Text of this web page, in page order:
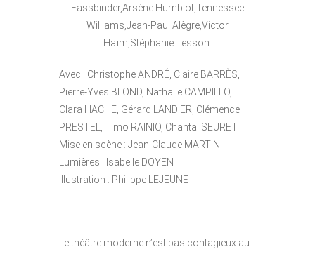
Fassbinder,Arsène Humblot,Tennessee
Williams,Jean-Paul Alègre,Victor
Haïm,Stéphanie Tesson.
Avec : Christophe ANDRÉ, Claire BARRÈS,
Pierre-Yves BLOND, Nathalie CAMPILLO,
Clara HACHE, Gérard LANDIER, Clémence
PRESTEL, Timo RAINIO, Chantal SEURET.
Mise en scène : Jean-Claude MARTIN
Lumières : Isabelle DOYEN
Illustration : Philippe LEJEUNE
Le théâtre moderne n’est pas contagieux au